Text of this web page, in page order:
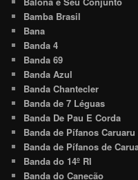
Bamba Brasil
Bana
Banda 4
Banda 69
Banda Azul
Banda Chantecler
Banda de 7 Léguas
Banda De Pau E Corda
Banda de Pífanos Caruaru
Banda de Pífanos de
Banda do 14º RI
Banda do Canecão